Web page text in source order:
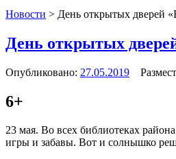
Новости > День открытых дверей
День открытых
Опубликовано: 27.05.2019
6+
23 мая. Во всех библиотеках
игры и забавы. Вот и солнышко